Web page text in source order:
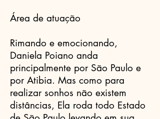
Área de atuação
Rimando e emocionando,
Daniela Poiano anda
principalmente por São Paulo e
por Atibia. Mas como para
realizar sonhos não existem
distâncias, Ela roda todo Estado